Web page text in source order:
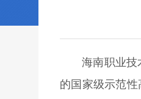
海南职业技
的国家级示范